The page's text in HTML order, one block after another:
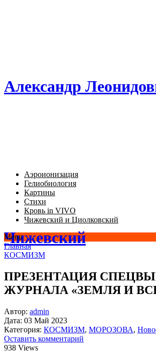
Александр
Чижевский
Аэроионизация
Гелиобиология
Картины
Стихи
Кровь in VIVO
Чижевский и Циолковский
Menu
Главная
КОСМИЗМ
ПРЕЗЕНТАЦИЯ
ЖУРНАЛА «ЗЕМЛЯ И
Автор: admin
Дата: 03 Май 2023
Категория: КОСМИЗМ, МОРОЗОВА,
Оставить комментарий
938 Views